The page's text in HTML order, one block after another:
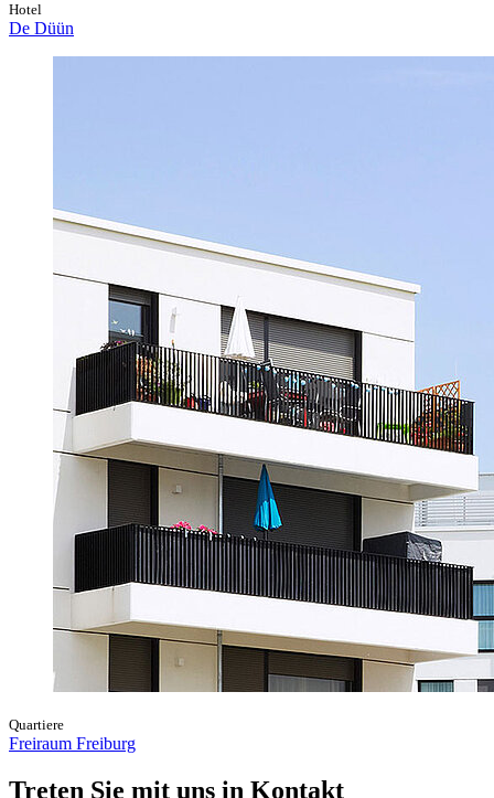
Hotel
De Düün
Quartiere
Freiraum Freiburg
Treten Sie mit uns in Kontakt